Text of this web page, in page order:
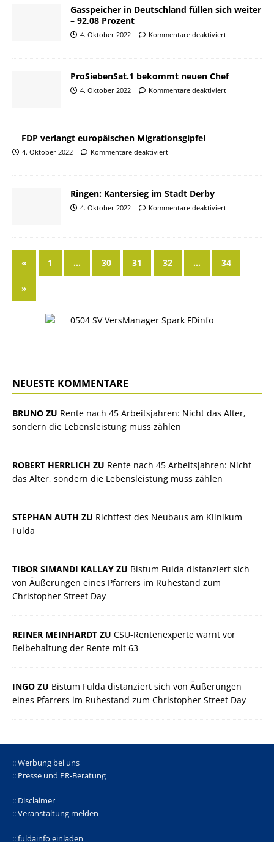
Gasspeicher in Deutschland füllen sich weiter
– 92,08 Prozent
4. Oktober 2022 Kommentare deaktiviert
ProSiebenSat.1 bekommt neuen Chef
4. Oktober 2022 Kommentare deaktiviert
FDP verlangt europäischen Migrationsgipfel
4. Oktober 2022 Kommentare deaktiviert
Ringen: Kantersieg im Stadt Derby
4. Oktober 2022 Kommentare deaktiviert
« 1 … 30 31 32 … 34
»
NEUESTE KOMMENTARE
BRUNO ZU Rente nach 45 Arbeitsjahren: Nicht das Alter,
sondern die Lebensleistung muss zählen
ROBERT HERRLICH ZU Rente nach 45 Arbeitsjahren: Nicht
das Alter, sondern die Lebensleistung muss zählen
STEPHAN AUTH ZU Richtfest des Neubaus am Klinikum
Fulda
TIBOR SIMANDI KALLAY ZU Bistum Fulda distanziert sich
von Äußerungen eines Pfarrers im Ruhestand zum
Christopher Street Day
REINER MEINHARDT ZU CSU-Rentenexperte warnt vor
Beibehaltung der Rente mit 63
INGO ZU Bistum Fulda distanziert sich von Äußerungen
eines Pfarrers im Ruhestand zum Christopher Street Day
:: Werbung bei uns
:: Presse und PR-Beratung
:: Disclaimer
:: Veranstaltung melden
:: fuldainfo einladen